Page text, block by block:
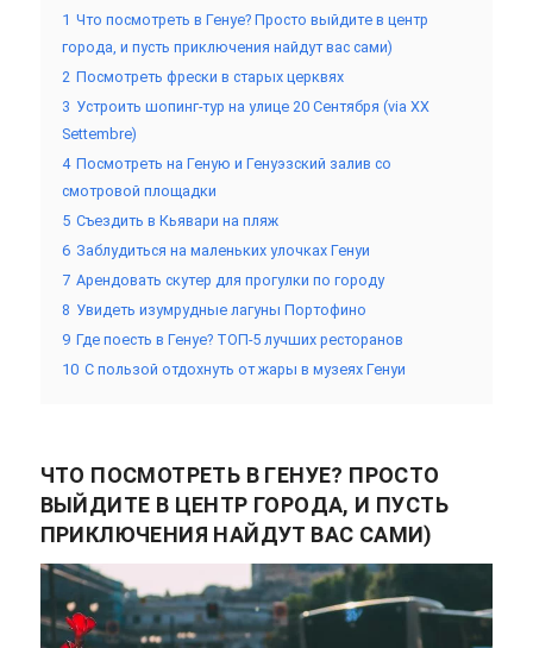
1 Что посмотреть в Генуе? Просто выйдите в центр
города, и пусть приключения найдут вас сами)
2 Посмотреть фрески в старых церквях
3 Устроить шопинг-тур на улице 20 Сентября (via XX
Settembre)
4 Посмотреть на Геную и Генуэзский залив со
смотровой площадки
5 Съездить в Кьявари на пляж
6 Заблудиться на маленьких улочках Генуи
7 Арендовать скутер для прогулки по городу
8 Увидеть изумрудные лагуны Портофино
9 Где поесть в Генуе? ТОП-5 лучших ресторанов
10 С пользой отдохнуть от жары в музеях Генуи
ЧТО ПОСМОТРЕТЬ В ГЕНУЕ? ПРОСТО
ВЫЙДИТЕ В ЦЕНТР ГОРОДА, И ПУСТЬ
ПРИКЛЮЧЕНИЯ НАЙДУТ ВАС САМИ)